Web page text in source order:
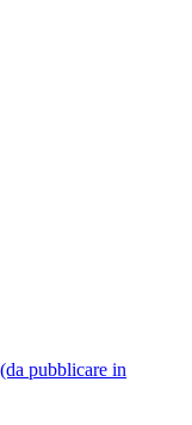
pubblicare in